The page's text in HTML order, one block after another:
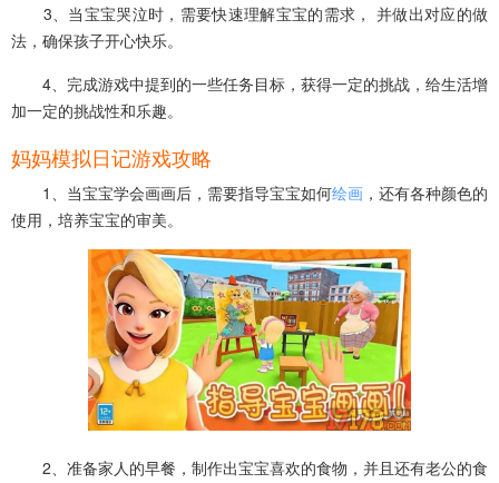
3、当宝宝哭泣时，需要快速理解宝宝的需求， 并做出对应的做
法，确保孩子开心快乐。
4、完成游戏中提到的一些任务目标，获得一定的挑战，给生活增
加一定的挑战性和乐趣。
妈妈模拟日记游戏攻略
1、当宝宝学会画画后，需要指导宝宝如何绘画 ，还有各种颜色的
使用，培养宝宝的审美。
2、准备家人的早餐，制作出宝宝喜欢的食物，并且还有老公的食